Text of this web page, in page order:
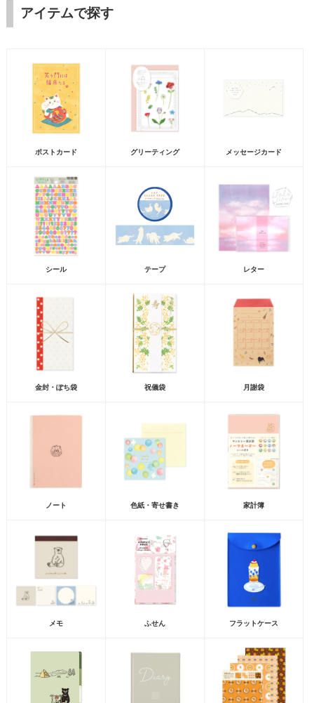
アイテムで探す
ポストカード グリーティング メッセージカード
シール テープ レター
金封・ぽち袋 祝儀袋 月謝袋
ノート 色紙・寄せ書き 家計簿
メモ ふせん フラットケース